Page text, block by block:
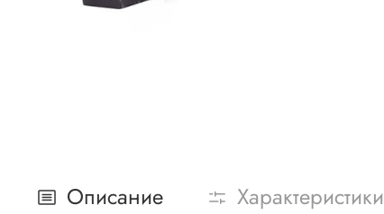
Описание Характеристики